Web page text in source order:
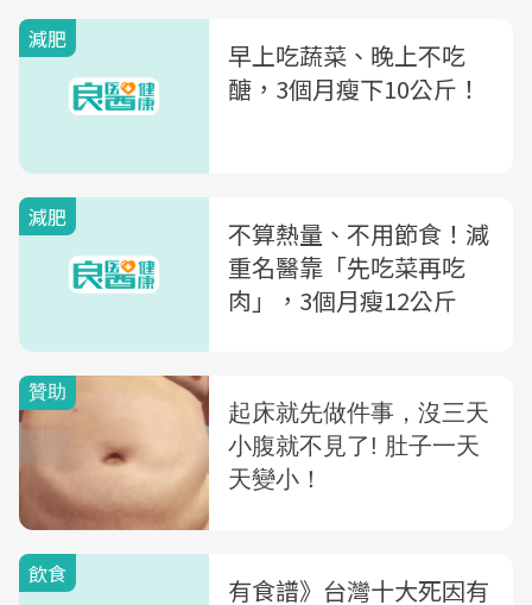
減肥
早上吃蔬菜、晚上不吃
醣，3個月瘦下10公斤！
減肥
不算熱量、不用節食！減
重名醫靠「先吃菜再吃
肉」，3個月瘦12公斤
飲食 有食譜》台灣十大死因有